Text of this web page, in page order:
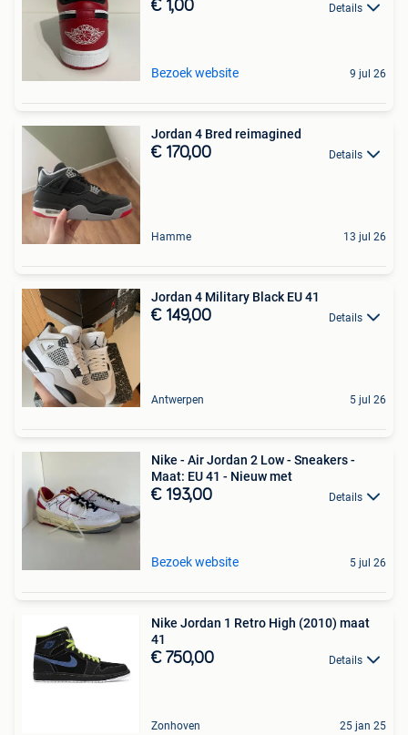
€ 1,00 Details
Bezoek website 9 jul 26
Jordan 4 Bred reimagined
€ 170,00 Details
Hamme 13 jul 26
Jordan 4 Military Black EU 41
€ 149,00 Details
Antwerpen 5 jul 26
Nike - Air Jordan 2 Low - Sneakers -
Maat: EU 41 - Nieuw met
€ 193,00 Details
Bezoek website 5 jul 26
Nike Jordan 1 Retro High (2010) maat
41
€ 750,00 Details
Zonhoven 25 jan 25